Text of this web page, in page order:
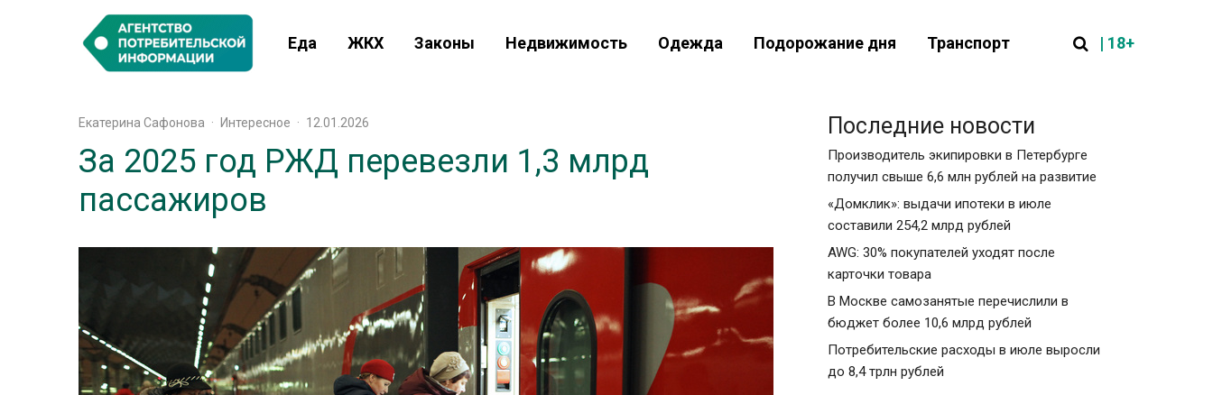
Еда ЖКХ Законы Недвижимость Одежда Подорожание дня Транспорт | 18+
Екатерина Сафонова · Интересное · 12.01.2026
За 2025 год РЖД перевезли 1,3 млрд
пассажиров
Последние новости
Производитель экипировки в Петербурге
получил свыше 6,6 млн рублей на развитие
«Домклик»: выдачи ипотеки в июле
составили 254,2 млрд рублей
AWG: 30% покупателей уходят после
карточки товара
В Москве самозанятые перечислили в
бюджет более 10,6 млрд рублей
Потребительские расходы в июле выросли
до 8,4 трлн рублей